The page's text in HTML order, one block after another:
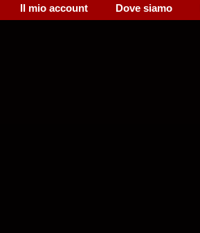
Il mio account Dove siamo